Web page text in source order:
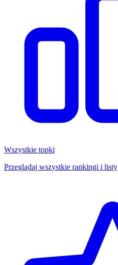
Wszystkie topki
Przeglądaj wszystkie rankingi i listy